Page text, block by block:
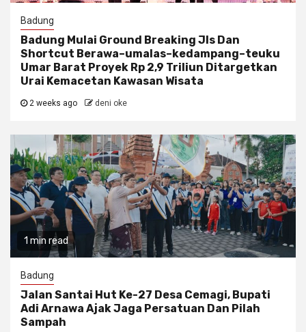
Badung
Badung Mulai Ground Breaking Jls Dan
Shortcut Berawa–umalas–kedampang–teuku
Umar Barat Proyek Rp 2,9 Triliun Ditargetkan
Urai Kemacetan Kawasan Wisata
2 weeks ago deni oke
1 min read
Badung
Jalan Santai Hut Ke-27 Desa Cemagi, Bupati
Adi Arnawa Ajak Jaga Persatuan Dan Pilah
Sampah